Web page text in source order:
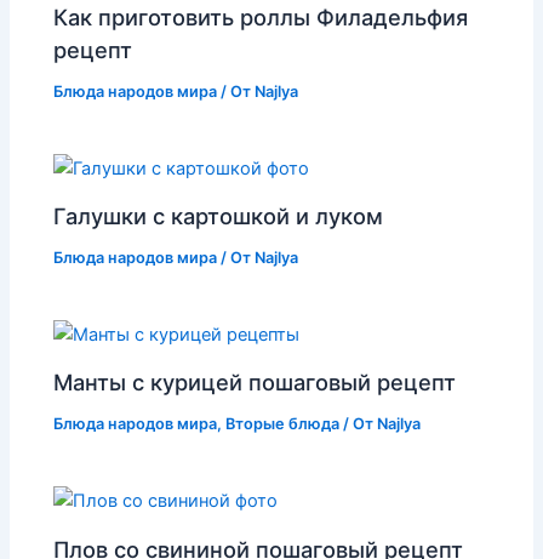
Как приготовить роллы Филадельфия
рецепт
Блюда народов мира / От Najlya
Галушки с картошкой и луком
Блюда народов мира / От Najlya
Манты с курицей пошаговый рецепт
Блюда народов мира, Вторые блюда / От Najlya
Плов со свининой пошаговый рецепт